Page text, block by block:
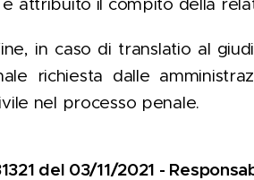
in caso di translatio al
richiesta dalle
nel processo penale.
del 03/11/2021 -